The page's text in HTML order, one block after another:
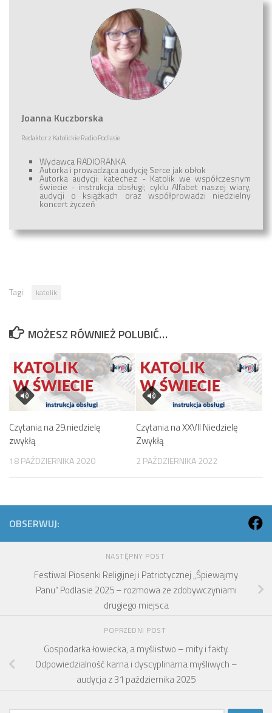
Joanna Kuczborska
Redaktorz Katolickie Radio Podlasie
Wydawca RADIORANKA
Autorka i prowadząca audycję Serce jak obłok
Autorka audycji: katechez - Katolik we współczesnym
świecie - instrukcja obsługi; cyklu Alfabet naszej wiary,
audycji o książkach oraz współprowadzi niedzielny
koncert życzeń
Tagi: katolik
MOŻESZ RÓWNIEŻ POLUBIĆ…
Czytania na 29.niedzielę
zwykłą
18 PAŹDZIERNIKA 2020
Czytania na XXVII Niedzielę
Zwykłą
2 PAŹDZIERNIKA 2022
OBSERWUJ:
NASTĘPNY POST
Festiwal Piosenki Religijnej i Patriotycznej „Śpiewajmy
Panu” Podlasie 2025 – rozmowa ze zdobywczyniami
drugiego miejsca
POPRZEDNI POST
Gospodarka łowiecka, a myślistwo – mity i fakty.
Odpowiedzialność karna i dyscyplinarna myśliwych –
audycja z 31 października 2025